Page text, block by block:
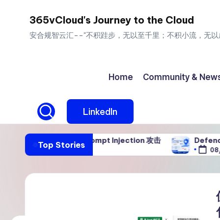
365vCloud's Journey to the Cloud
安合规智云汇--"不积跬步，无以至千里；不积小流，无以
Home Community &
LinkedIn
Top Stories
365 抵御 Prompt Injection 攻击 Defender for Office
08/04/2026